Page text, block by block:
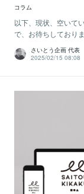
コラム
以下、現状、空いて
で、お待ちしており
さいとう企画 代表
2025/02/15 08:08